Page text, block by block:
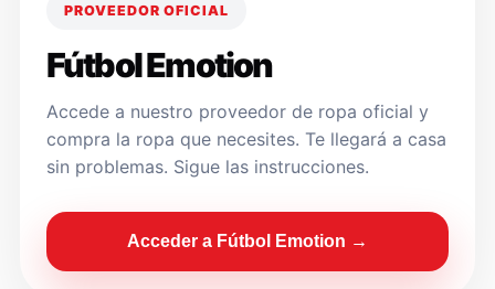
PROVEEDOR OFICIAL
Fútbol Emotion
Accede a nuestro proveedor de ropa oficial y
compra la ropa que necesites. Te llegará a casa
sin problemas. Sigue las instrucciones.
Acceder a Fútbol Emotion →